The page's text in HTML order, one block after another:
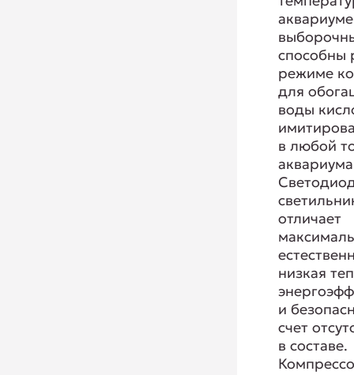
способны
режиме
для
воды
в любой
отличает
низкая
и
счет
в составе.